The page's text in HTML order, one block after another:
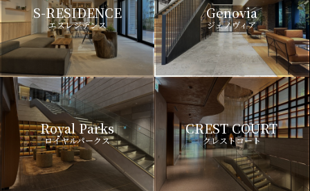
S-RESIDENCE
エスレジデンス
Genovia
ジェノヴィア
Royal Parks
ロイヤルパークス
CREST COURT
クレストコート